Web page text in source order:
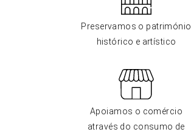
Preservamos o património
histórico e artístico
Apoiamos o comércio
através do consumo de